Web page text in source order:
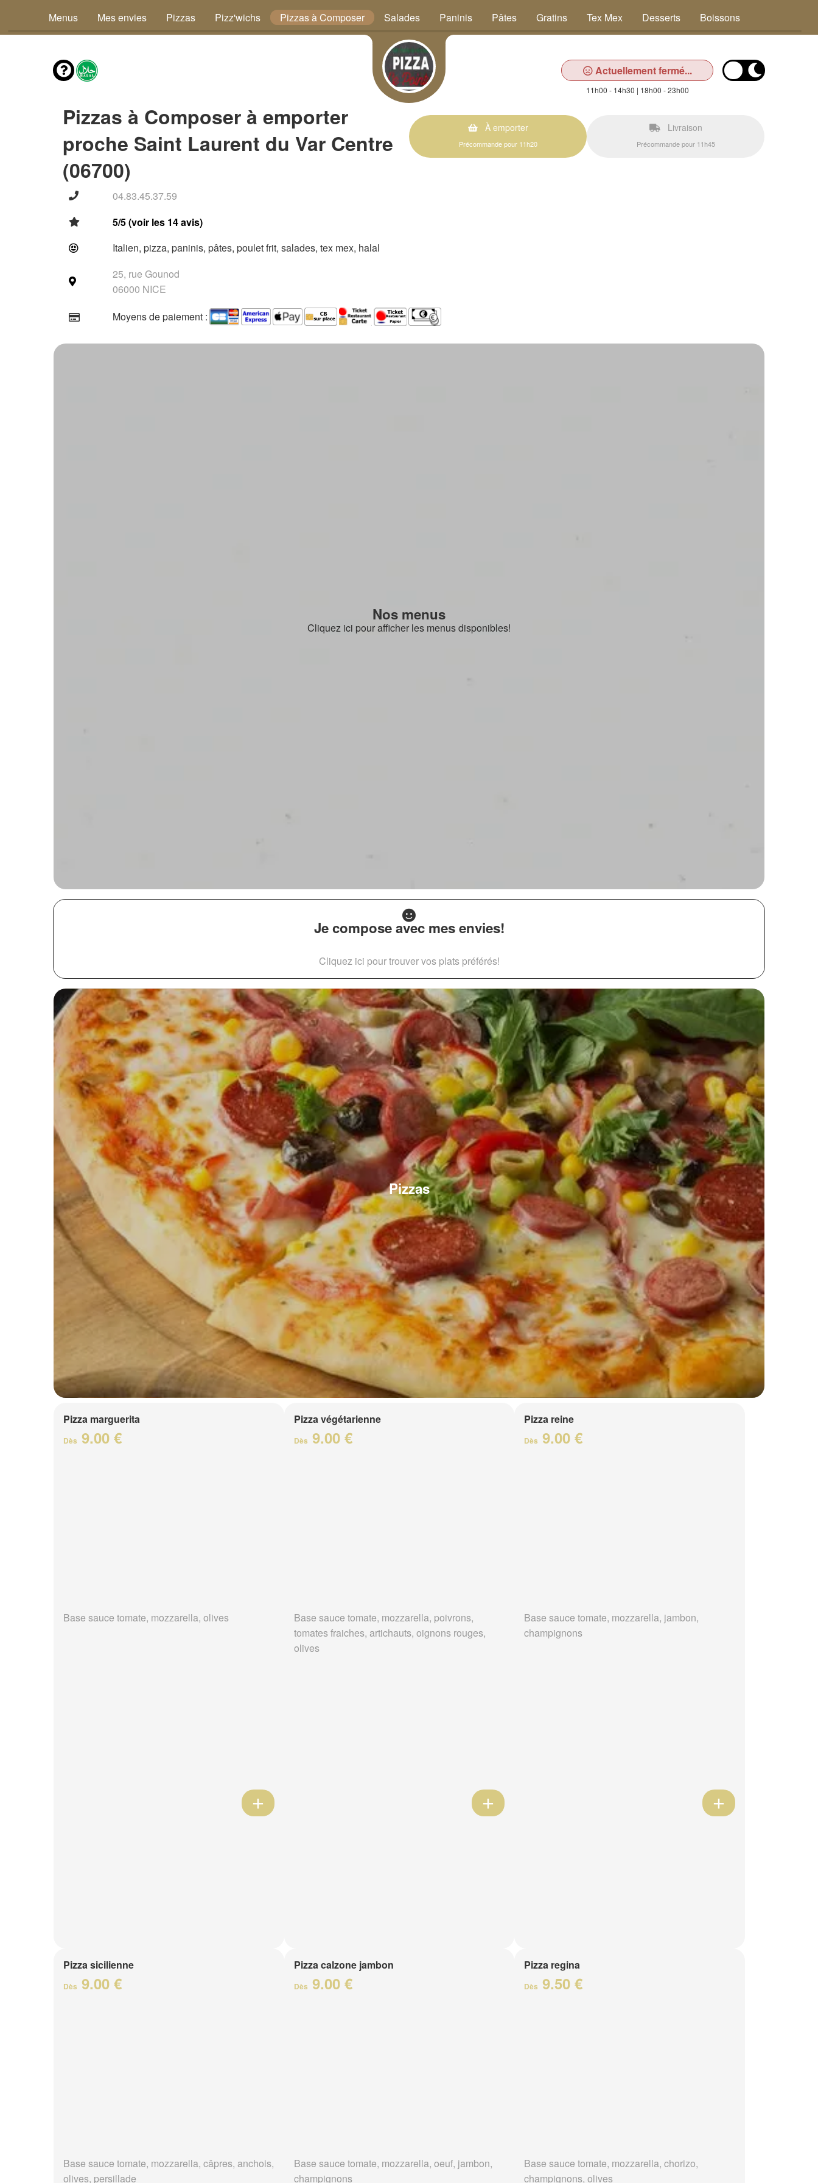
Menus Mes envies Pizzas Pizz'wichs Pizzas à Composer Salades Paninis Pâtes Gratins Tex Mex Desserts Boissons
Actuellement fermé...
11h00 - 14h30 | 18h00 - 23h00
Pizzas à Composer à emporter
proche Saint Laurent du Var Centre
(06700)
À emporter
Précommande pour 11h20
Livraison
Précommande pour 11h45
04.83.45.37.59
5/5 (voir les 14 avis)
Italien, pizza, paninis, pâtes, poulet frit, salades, tex mex, halal
25, rue Gounod
06000 NICE
Moyens de paiement :
Nos menus
Cliquez ici pour afficher les menus disponibles!
Je compose avec mes envies!
Cliquez ici pour trouver vos plats préférés!
Pizzas
Pizza marguerita
Dès 9.00 €
Base sauce tomate, mozzarella, olives
Pizza végétarienne
Dès 9.00 €
Base sauce tomate, mozzarella, poivrons,
tomates fraiches, artichauts, oignons rouges,
olives
Pizza reine
Dès 9.00 €
Base sauce tomate, mozzarella, jambon,
champignons
Pizza sicilienne
Dès 9.00 €
Base sauce tomate, mozzarella, câpres, anchois,
olives, persillade
Pizza calzone jambon
Dès 9.00 €
Base sauce tomate, mozzarella, oeuf, jambon,
champignons
Pizza regina
Dès 9.50 €
Base sauce tomate, mozzarella, chorizo,
champignons, olives